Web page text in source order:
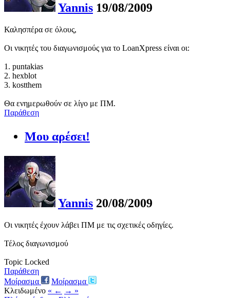
Yannis 19/08/2009
Καλησπέρα σε όλους,
Οι νικητές του διαγωνισμούς για το LoanXpress είναι οι:
1. puntakias
2. hexblot
3. kostthem
Θα ενημερωθούν σε λίγο με ΠΜ.
Παράθεση
Μου αρέσει!
Yannis 20/08/2009
Οι νικητές έχουν λάβει ΠΜ με τις σχετικές οδηγίες.
Τέλος διαγωνισμού
Topic Locked
Παράθεση
Μοίρασμα
Μοίρασμα
Κλειδωμένο « ← → »